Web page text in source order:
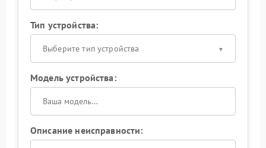
Тип устройства:
Выберите тип устройства
Модель устройства:
Описание неисправности: